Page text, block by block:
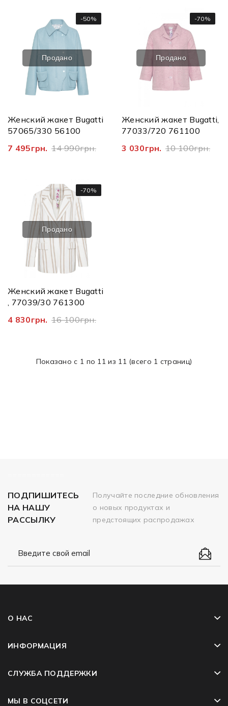
-50%
Продано
Женский жакет Bugatti
57065/330 56100
7 495грн. 14 990грн.
-70%
Продано
Женский жакет Bugatti,
77033/720 761100
3 030грн. 10 100грн.
-70%
Продано
Женский жакет Bugatti
, 77039/30 761300
4 830грн. 16 100грн.
Показано с 1 по 11 из 11 (всего 1 страниц)
ПОДПИШИТЕСЬ
НА НАШУ
РАССЫЛКУ
Получайте последние обновления
о новых продуктах и
предстоящих распродажах
О НАС
ИНФОРМАЦИЯ
СЛУЖБА ПОДДЕРЖКИ
МЫ В СОЦСЕТИ